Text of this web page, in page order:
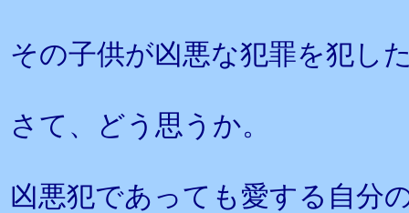
その子供が凶悪な犯罪を犯し
さて、どう思うか。
凶悪犯であっても愛する自分